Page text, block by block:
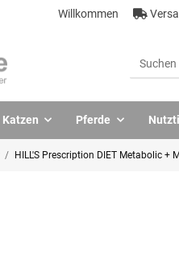
Willkommen
Katzen Pferde
HILL'S Prescription DIET Metabolic